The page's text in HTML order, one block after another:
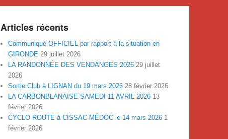
Articles récents
Communiqué OFFICIEL par rapport à la situation en
GIRONDE 29 juillet 2026
LA RANDONNÉE DES VENDANGES 2026 29 juillet
2026
Sortie Club à LIGNAN du 19 mars 2026 28 février 2026
LA CARBONBLANAISE SAMEDI 11 AVRIL 2026 13
février 2026
CYCLO ROUTE à CISSAC-MÉDOC le 14 mars 2026 1
février 2026